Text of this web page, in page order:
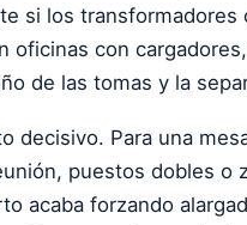
si los transformadores
oficinas con
de las tomas y la
decisivo. Para una
puestos dobles o
acaba forzando